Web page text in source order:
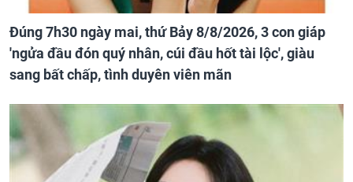
Đúng 7h30 ngày mai, thứ Bảy 8/8/2026, 3 con giáp
'ngửa đầu đón quý nhân, cúi đầu hốt tài lộc', giàu
sang bất chấp, tình duyên viên mãn